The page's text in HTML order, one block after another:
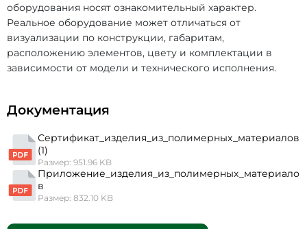
оборудования носят ознакомительный характер.
Реальное оборудование может отличаться от
визуализации по конструкции, габаритам,
расположению элементов, цвету и комплектации в
зависимости от модели и технического исполнения.
Документация
Сертификат_изделия_из_полимерных_материалов
(1)
Размер: 951.96 KB
Приложение_изделия_из_полимерных_материало
в
Размер: 832.10 KB